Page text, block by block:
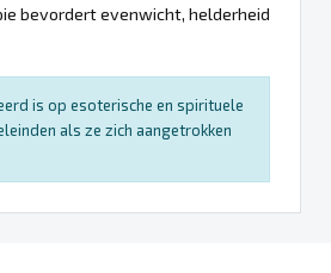
bevordert evenwicht, helderheid
is op esoterische en spirituele
als ze zich aangetrokken